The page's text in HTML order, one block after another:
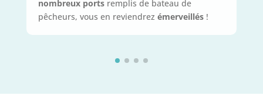
nombreux portsremplis de bateau de
pêcheurs, vous en reviendrez émerveillés!